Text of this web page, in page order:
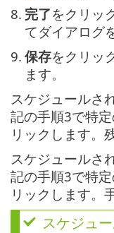
8. 完了をクリッ
てダイアログ
9. 保存をクリッ
ます。
スケジュールさ
記の手順3で特定
リックします。
スケジュールさ
記の手順3で特定
リックします。
スケジュ